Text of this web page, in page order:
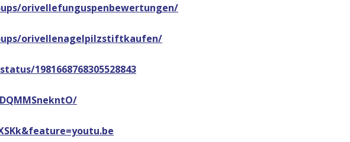
orivellefunguspenbewertungen/
orivellenagelpilzstiftkaufen/
1981668768305528843